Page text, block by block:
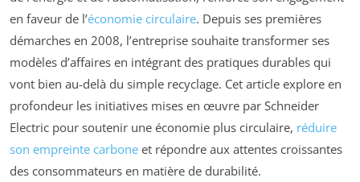
en faveur de l’économie circulaire. Depuis ses premières
démarches en 2008, l’entreprise souhaite transformer ses
modèles d’affaires en intégrant des pratiques durables qui
vont bien au-delà du simple recyclage. Cet article explore en
profondeur les initiatives mises en œuvre par Schneider
Electric pour soutenir une économie plus circulaire, réduire
son empreinte carbone et répondre aux attentes croissantes
des consommateurs en matière de durabilité.